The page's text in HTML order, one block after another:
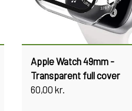
Apple Watch 49mm -
Transparent full cover
60,00 kr.